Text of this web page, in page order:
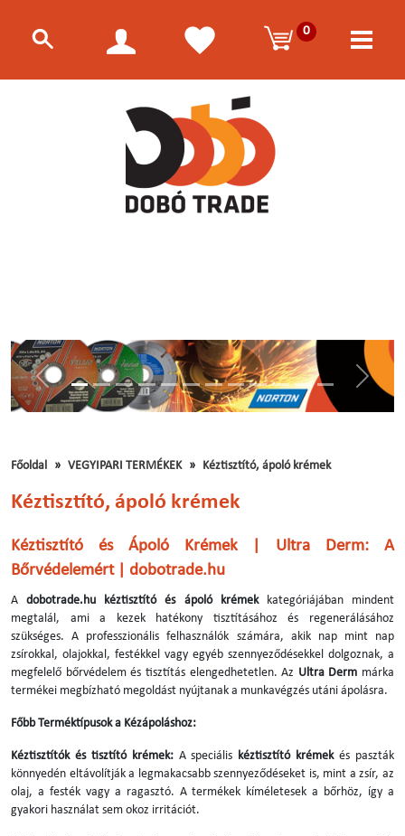
0
Előző
Főoldal VEGYIPARI TERMÉKEK Kéztisztító, ápoló krémek
Kéztisztító, ápoló krémek
Kéztisztító és Ápoló Krémek | Ultra Derm: A
Bőrvédelemért | dobotrade.hu
Adobotrade.hu kéztisztító és ápoló krémekkategóriájában mindent
megtalál, ami a kezek hatékony tisztításához és regenerálásához
szükséges. A professzionális felhasználók számára, akik nap mint nap
zsírokkal, olajokkal, festékkel vagy egyéb szennyeződésekkel dolgoznak, a
megfelelő bőrvédelem és tisztítás elengedhetetlen. Az Ultra Derm márka
termékei megbízható megoldást nyújtanak a munkavégzés utáni ápolásra.
Főbb Terméktípusok a Kézápoláshoz:
Kéztisztítók és tisztító krémek:A speciális kéztisztító krémekés paszták
könnyedén eltávolítják a legmakacsabb szennyeződéseket is, mint a zsír, az
olaj, a festék vagy a ragasztó. A termékek kíméletesek a bőrhöz, így a
gyakori használat sem okoz irritációt.